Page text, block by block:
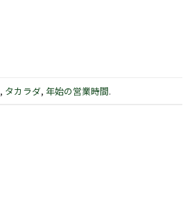
, タカラダ, 年始の営業時間.